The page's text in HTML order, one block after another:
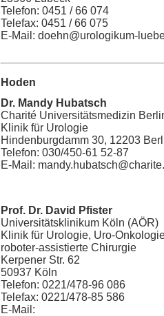
Telefon: 0451 / 66 074
Telefax: 0451 / 66 075
E-Mail: doehn@urologikum-
Hoden
Dr. Mandy Hubatsch
Charité Universitätsmedizin
Klinik für Urologie
Hindenburgdamm 30, 12203
Telefon: 030/450-61 52-87
E-Mail:
Prof. Dr. David Pfister
Universitätsklinikum Köln (AÖR)
Klinik für Urologie, Uro-
roboter-assistierte Chirurgie
Kerpener Str. 62
50937 Köln
Telefon: 0221/478-96 086
Telefax: 0221/478-85 586
E-Mail: